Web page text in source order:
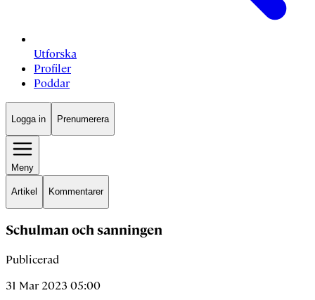
Utforska
Profiler
Poddar
Logga in Prenumerera
Meny
Artikel Kommentarer
Schulman och sanningen
Publicerad
31 Mar 2023 05:00